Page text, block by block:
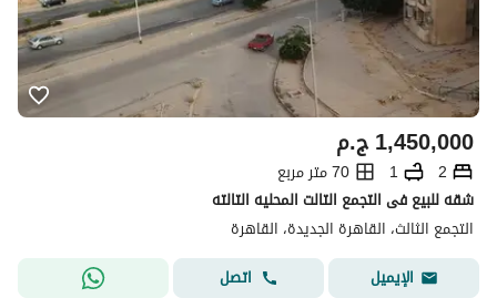
ج.م1,450,000
2
1
70 متر مربع
شقه للبيع فى التجمع التالت المحليه التالته
التجمع الثالث، القاهرة الجديدة، القاهرة
الإيميل
اتصل